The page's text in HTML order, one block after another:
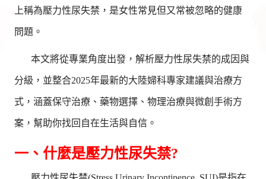
上稱為壓力性尿失禁，是女性常見但又常被忽略的健康
問題。
本文將從專業角度出發，解析壓力性尿失禁的成因與
分級，並整合2025年最新的大陸婦科專家建議與治療方
式，涵蓋保守治療、藥物選擇、物理治療與微創手術方
案，幫助你找回自在生活與自信。
一、什麼是壓力性尿失禁?